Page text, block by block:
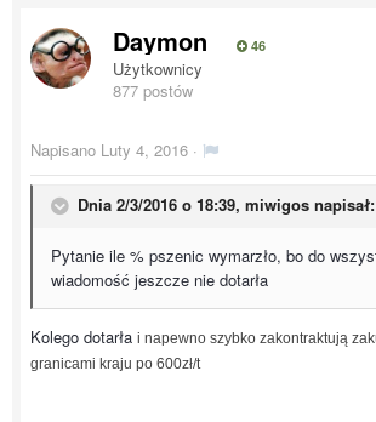
Daymon 46
Użytkownicy
877 postów
Napisano Luty 4, 2016 ·
Dnia 2/3/2016 o 18:39, miwigos napisał:
Pytanie ile % pszenic wymarzło, bo do
wiadomość jeszcze nie dotarła
Kolego dotarła i napewno szybko zakontraktują
granicami kraju po 600zł/t